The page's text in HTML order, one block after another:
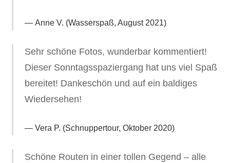
Anne V. (Wasserspaß, August 2021)
Sehr schöne Fotos, wunderbar kommentiert!
Dieser Sonntagsspaziergang hat uns viel Spaß
bereitet! Dankeschön und auf ein baldiges
Wiedersehen!
Vera P. (Schnuppertour, Oktober 2020)
Schöne Routen in einer tollen Gegend – alle